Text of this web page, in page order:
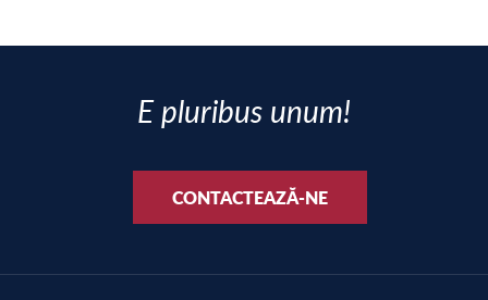
E pluribus unum!
CONTACTEAZĂ-NE